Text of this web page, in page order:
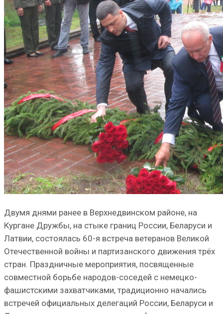
Двумя днями ранее в Верхнедвинском районе, на
Кургане Дружбы, на стыке границ России, Беларуси и
Латвии, состоялась 60-я встреча ветеранов Великой
Отечественной войны и партизанского движения трёх
стран. Праздничные мероприятия, посвященные
совместной борьбе народов-соседей с немецко-
фашистскими захватчиками, традиционно начались
встречей официальных делегаций России, Беларуси и